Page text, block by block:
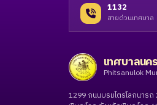
1132
สายด่วนเทศบาล
เทศบาลน
Phitsanulok
1299 ถนนบรมไตรโลกนารถ